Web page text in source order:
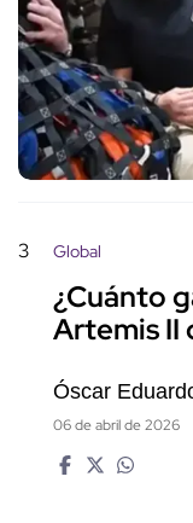
3 Global
¿Cuánto
Artemis II
Óscar
06 de abril de 2026